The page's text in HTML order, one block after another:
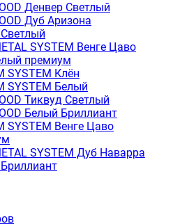
Денвер Светлый
Дуб Аризона
SYSTEM Венге Цаво
премиум
Клён
Белый
Тиквуд Светлый
Белый Бриллиант
Венге Цаво
SYSTEM Дуб Наварра